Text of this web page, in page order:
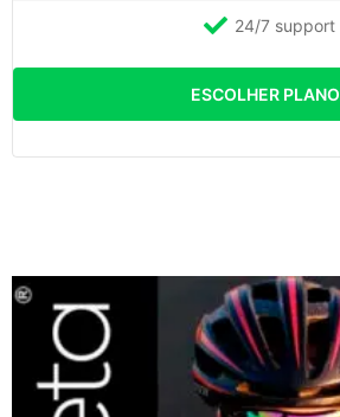
24/7 support
ESCOLHER PLANO